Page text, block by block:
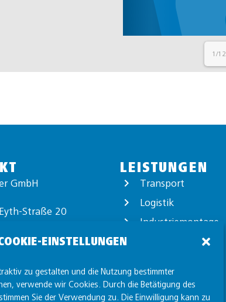
EINSTELLUNGEN
zu gestalten und die Nutzung bestimmter
verwende wir Cookies. Durch die Betätigung des
Sie der Verwendung zu. Die Einwilligung kann zu
1/12
GmbH
Straße 20
LEISTUNGEN
Transport
Logistik
Industriemontage
Exportverpackung